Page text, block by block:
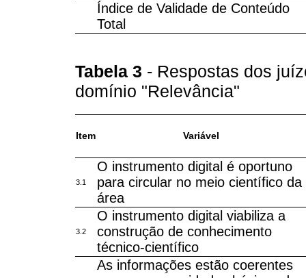
Índice de Validade de Conteúdo
Total
Tabela 3 - Respostas dos
domínio "Relevância"
Item Variável
3.1
O instrumento digital é oportuno
para circular no meio científico da
área
3.2
O instrumento digital viabiliza a
construção de conhecimento
técnico-científico
As informações estão coerentes